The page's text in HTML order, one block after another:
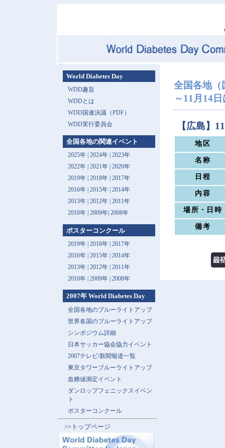
全国各地（
～11月14
【広島】
地区
名称
日程
内容
場所・日時
備考
World Diabetes Day
WDD趣旨
WDDとは
WDD国連決議（PDF）
WDD実行委員会
全国各地の関連イベント
2025年| 2024年| 2023年
2022年| 2021年| 2020年
2019年| 2018年| 2017年
2016年| 2015年| 2014年
2013年 | 2012年| 2011年
2010年| 2009年| 2008年
ポスターコンクール
2019年 | 2018年 | 2017年
2016年 | 2015年 | 2014年
2013年 | 2012年 | 2011年
2010年 | 2009年 | 2008年
2007年 World Diabetes Day
全国各地のブルーライトアップ
世界各国のブルーライトアップ
シンポジウム詳細
日本サッカー協会協力イベント
2007テレビ/新聞報道一覧
東京タワーブルーライトアップ
血糖値測定イベント
ダンロップフェニックスイベン
ト
ポスターコンクール
>>トップページ